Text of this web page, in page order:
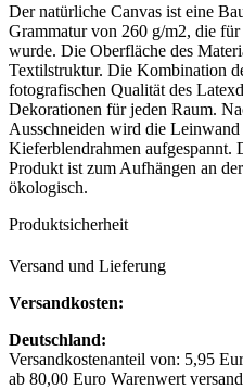
Der natürliche Canvas ist eine
Grammatur von 260 g/m2, die
wurde. Die Oberfläche des
Textilstruktur. Die Kombination
fotografischen Qualität des
Dekorationen für jeden Raum.
Ausschneiden wird die Leinwand
Kieferblendrahmen aufgespannt.
Produkt ist zum Aufhängen an
ökologisch.
Produktsicherheit
Versand und Lieferung
Versandkosten:
Deutschland:
Versandkostenanteil von: 5,95
ab 80,00 Euro Warenwert